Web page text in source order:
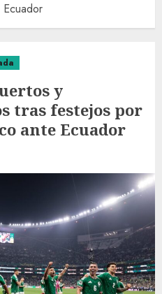
y
tras festejos por
ante Ecuador